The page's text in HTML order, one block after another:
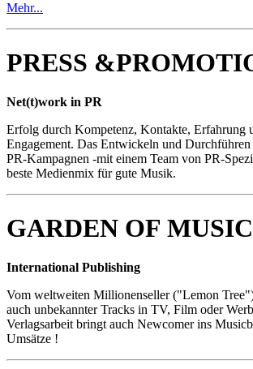
Mehr...
PRESS
Net(t)work in PR
Erfolg durch Kompetenz, Kontakte, Erfahrung
Engagement. Das Entwickeln und
PR-Kampagnen -mit einem Team von PR-
beste Medienmix für gute Musik.
GARDEN OF MUSIC
International Publishing
Vom weltweiten Millionenseller ("Lemon
auch unbekannter Tracks in TV, Film oder
Verlagsarbeit bringt auch Newcomer ins
Umsätze !